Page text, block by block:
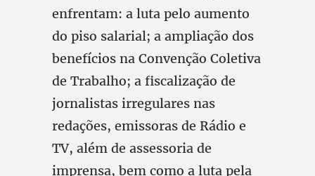
enfrentam: a luta pelo aumento
do piso salarial; a ampliação dos
benefícios na Convenção Coletiva
de Trabalho; a fiscalização de
jornalistas irregulares nas
redações, emissoras de Rádio e
TV, além de assessoria de
imprensa, bem como a luta pela